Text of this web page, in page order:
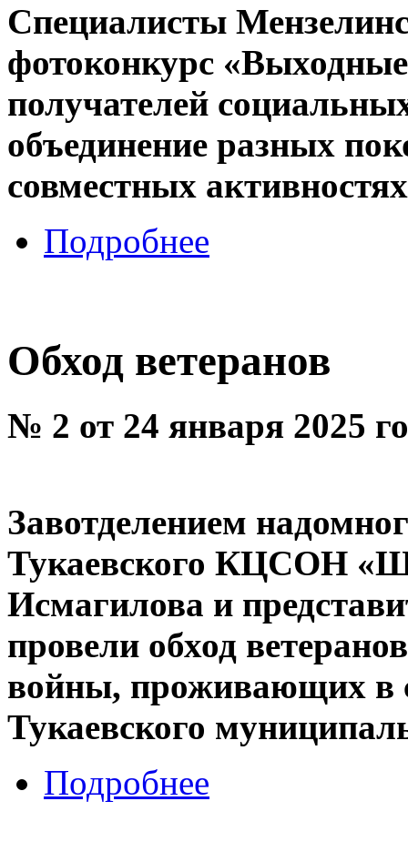
Специалисты
фотоконкурс
получателей
объединение разных
совместных
Подробнее
Обход ветеранов
№ 2 от 24 января 2025
Завотделением
Тукаевского КЦСОН
Исмагилова и
провели обход
войны, проживающих в
Тукаевского
Подробнее